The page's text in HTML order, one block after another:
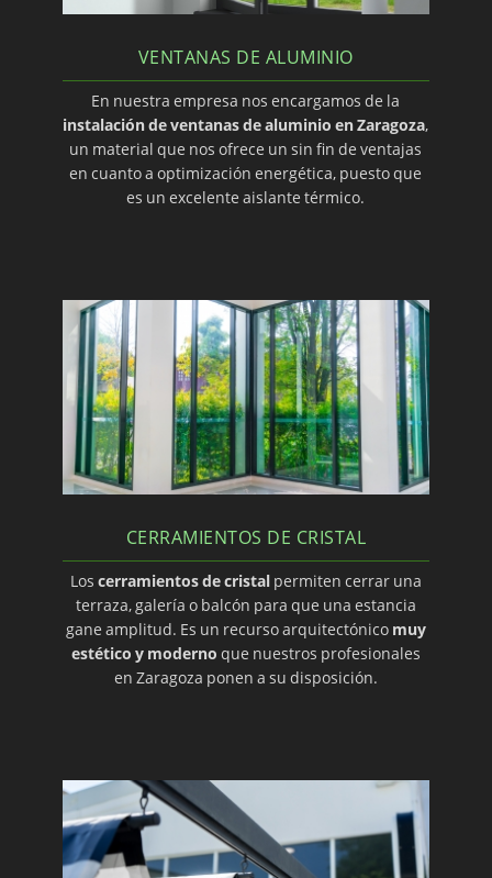
VENTANAS DE ALUMINIO
En nuestra empresa nos encargamos de la
instalación de ventanas de aluminio en Zaragoza,
un material que nos ofrece un sin fin de ventajas
en cuanto a optimización energética, puesto que
es un excelente aislante térmico.
CERRAMIENTOS DE CRISTAL
Los cerramientos de cristalpermiten cerrar una
terraza, galería o balcón para que una estancia
gane amplitud. Es un recurso arquitectónico muy
estético y moderno que nuestros profesionales
en Zaragoza ponen a su disposición.